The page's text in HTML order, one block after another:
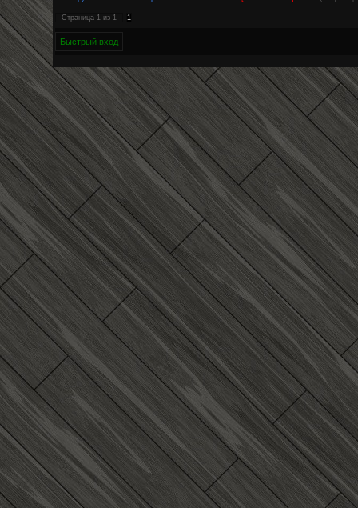
Страница 1 из 1 1